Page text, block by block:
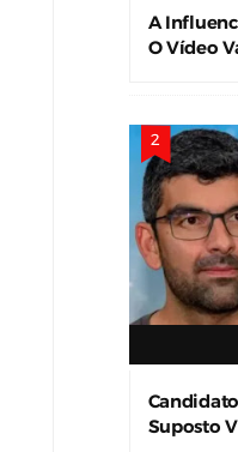
A
O Vídeo
Suposto